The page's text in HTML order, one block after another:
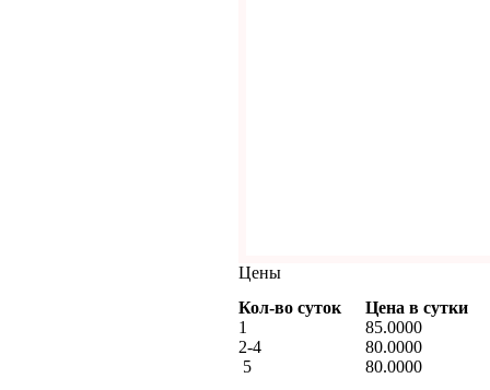
Цены
Кол-во суток
Цена в сутки
1
2-4
5
85.0000
80.0000
80.0000